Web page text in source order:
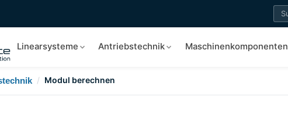
Linearsysteme Antriebstechnik Maschinenkomponenten
/ Modul berechnen